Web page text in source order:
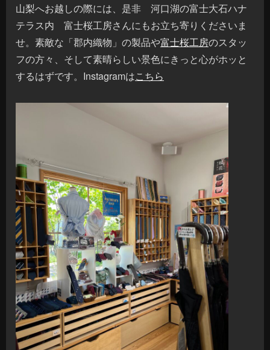
山梨へお越しの際には、是非 河口湖の富士大石ハナ
テラス内 富士桜工房さんにもお立ち寄りくださいま
せ。素敵な「郡内織物」の製品や富士桜工房のスタッ
フの方々、そして素晴らしい景色にきっと心がホッと
するはずです。Instagramはこちら